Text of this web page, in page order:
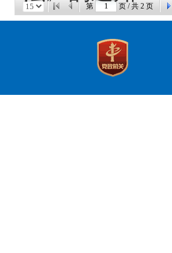
第 页 / 共 2 页